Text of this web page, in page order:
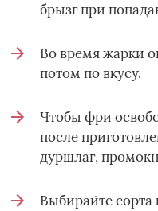
брызг при
Во время жарки
потом по вкусу.
Чтобы фри
после
дуршлаг,
Выбирайте сорта